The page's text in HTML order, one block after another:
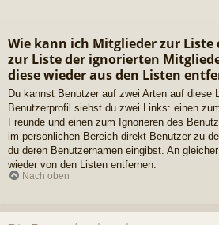
Wie kann ich Mitglieder zur Liste
zur Liste der ignorierten
diese wieder aus den Listen
Du kannst Benutzer auf zwei Arten auf diese
Benutzerprofil siehst du zwei Links: einen
Freunde und einen zum Ignorieren des
im persönlichen Bereich direkt Benutzer zu
du deren Benutzernamen eingibst. An
wieder von den Listen entfernen.
Nach oben